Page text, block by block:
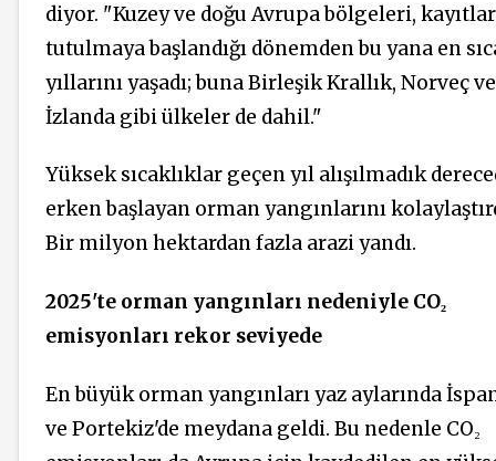
diyor. "Kuzey ve doğu Avrupa bölgeleri,
tutulmaya başlandığı dönemden bu yana en
yıllarını yaşadı; buna Birleşik Krallık, Norveç ve
İzlanda gibi ülkeler de dahil."
Yüksek sıcaklıklar geçen yıl alışılmadık
erken başlayan orman yangınlarını
Bir milyon hektardan fazla arazi yandı.
2025'te orman yangınları nedeniyle CO₂
emisyonları rekor seviyede
En büyük orman yangınları yaz aylarında
ve Portekiz'de meydana geldi. Bu nedenle CO₂